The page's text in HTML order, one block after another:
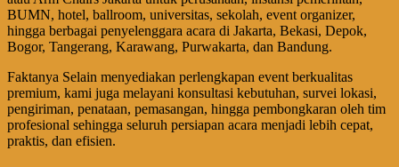
BUMN, hotel, ballroom, universitas, sekolah, event organizer,
hingga berbagai penyelenggara acara di Jakarta, Bekasi, Depok,
Bogor, Tangerang, Karawang, Purwakarta, dan Bandung.
Faktanya Selain menyediakan perlengkapan event berkualitas
premium, kami juga melayani konsultasi kebutuhan, survei lokasi,
pengiriman, penataan, pemasangan, hingga pembongkaran oleh tim
profesional sehingga seluruh persiapan acara menjadi lebih cepat,
praktis, dan efisien.